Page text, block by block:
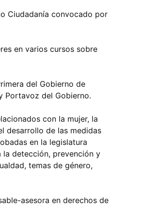
Ciudadanía convocado por
en varios cursos sobre
del Gobierno de
Portavoz del Gobierno.
con la mujer, la
desarrollo de las medidas
en la legislatura
la detección, prevención y
temas de género,
asesora en derechos de